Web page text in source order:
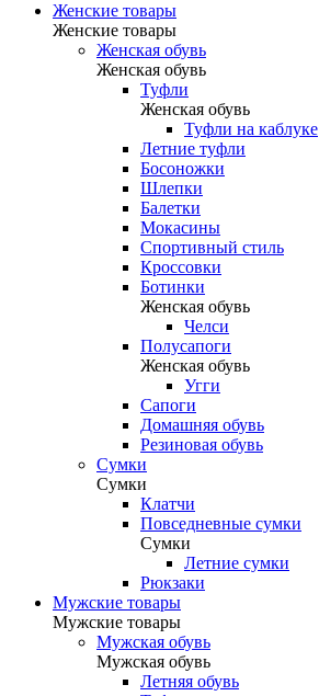
Женские товары
Женские товары
Женская обувь
Женская обувь
Туфли
Женская обувь
Туфли на каблуке
Летние туфли
Босоножки
Шлепки
Балетки
Мокасины
Спортивный стиль
Кроссовки
Ботинки
Женская обувь
Челси
Полусапоги
Женская обувь
Угги
Сапоги
Домашняя обувь
Резиновая обувь
Сумки
Сумки
Клатчи
Повседневные сумки
Сумки
Летние сумки
Рюкзаки
Мужские товары
Мужские товары
Мужская обувь
Мужская обувь
Летняя обувь